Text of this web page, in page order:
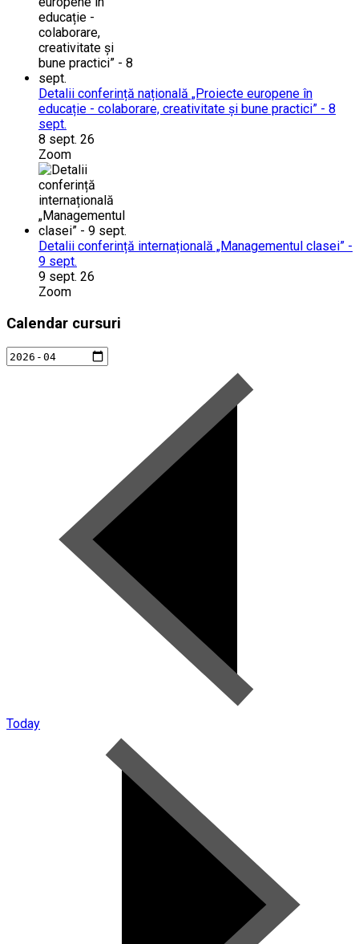
Detalii conferință națională „Proiecte europene în
educație - colaborare, creativitate și bune practici” - 8
sept.
8 sept. 26
Zoom
Detalii conferință internațională „Managementul clasei” -
9 sept.
9 sept. 26
Zoom
Calendar cursuri
Today